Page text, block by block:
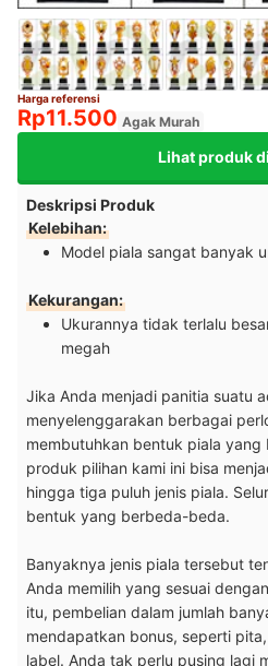
Harga referensi
Rp11.500 Agak Murah
Lihat produk
Deskripsi Produk
Kelebihan:
Model piala sangat banyak
Kekurangan:
Ukurannya tidak terlalu
megah
Jika Anda menjadi panitia suatu
menyelenggarakan berbagai
membutuhkan bentuk piala yang
produk pilihan kami ini bisa
hingga tiga puluh jenis piala.
bentuk yang berbeda-beda.
Banyaknya jenis piala tersebut
Anda memilih yang sesuai
itu, pembelian dalam jumlah
mendapatkan bonus, seperti
label. Anda tak perlu pusing lagi